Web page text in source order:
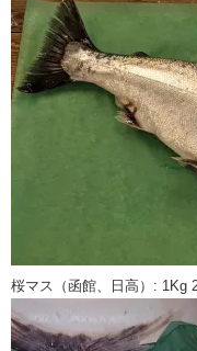
桜マス（函館、日高）: 1Kg